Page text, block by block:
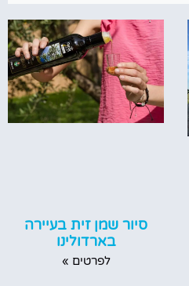
סיור שמן זית בעיירה
בארדולינו
לפרטים »